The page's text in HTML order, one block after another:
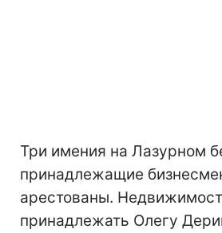
Три имения на Лазурном
принадлежащие
арестованы.
принадлежать Олегу